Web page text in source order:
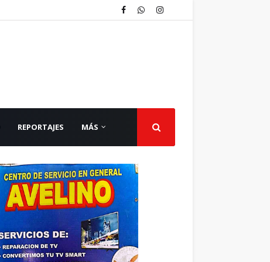
REPORTAJES MÁS